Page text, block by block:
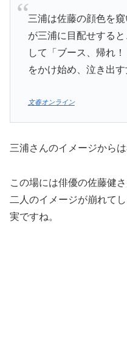
三浦は佐藤の顔色を
が三浦に目配せする
して「ブース、帰れ
をかけ始め、泣き出
文春オンライン
三浦さんのイメージから
この場には俳優の佐藤健
二人のイメージが崩れて
実ですね。